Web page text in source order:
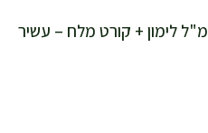
רוטב יוגורט מהיר: 200 גרם יוגורט יווני 5% או 2% + 5 גרם שמיר קצוץ + 5 מ"ל לימון + קורט מלח – עשיר